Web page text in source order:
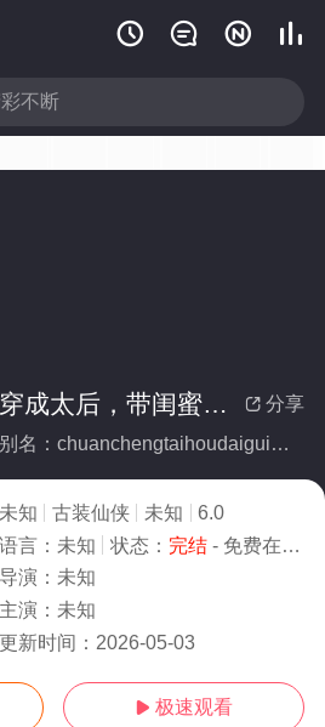
   
 分享
穿成太后，带闺蜜横扫后宫(全集)
别名：chuanchengtaihoudaiguimihengsaohougong
未知 古装仙侠 未知
6.0
语言： 未知 状态： 完结- 免费在线观看
导演： 未知
主演： 未知
更新时间： 2026-05-03
 极速观看